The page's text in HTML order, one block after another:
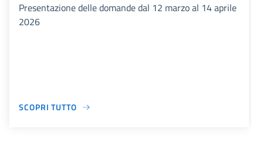
Presentazione delle domande dal 12 marzo al 14 aprile
2026
SCOPRI TUTTO